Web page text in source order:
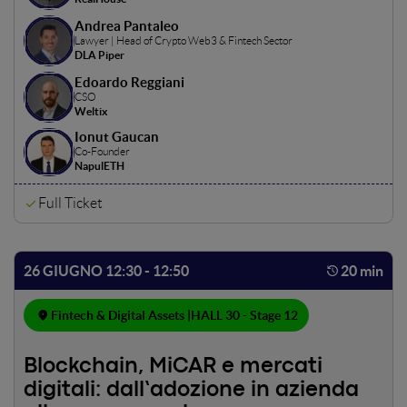
possibile il passaggio dalla sperimentazione all’adozione
concreta. Un confronto tra chi costruisce la tecnologia e
chi la rende utilizzabile in contesti istituzionali, per capire
a che punto è oggi il mercato e quali sono le prossime sfide
per portare gli RWA on-chain su scala.
Andrea Pantaleo
Lawyer | Head of Crypto Web3 & Fintech Sector
DLA Piper
Edoardo Reggiani
CSO
Weltix
Ionut Gaucan
Co-Founder
NapulETH
Full Ticket
26 GIUGNO 12:30 - 12:50 20 min
Fintech & Digital Assets | HALL 30 - Stage 12
Blockchain, MiCAR e mercati
digitali: dall’adozione in azienda